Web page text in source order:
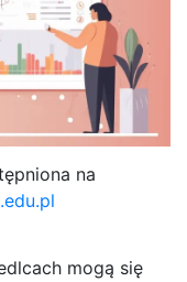
na
mogą się